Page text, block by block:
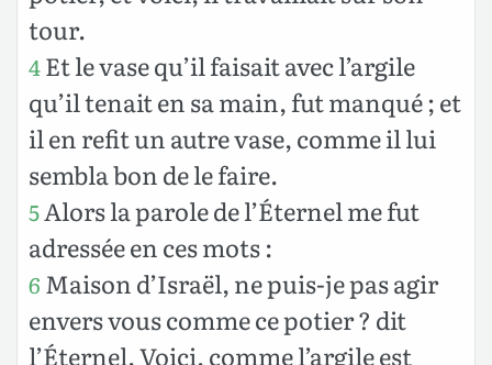
tour.
4Et le vase qu’il faisait avec l’argile
qu’il tenait en sa main, fut manqué ; et
il en refit un autre vase, comme il lui
sembla bon de le faire.
5Alors la parole de l’Éternel me fut
adressée en ces mots :
6 Maison d’Israël, ne puis-je pas agir
envers vous comme ce potier ? dit
l’Éternel. Voici, comme l’argile est